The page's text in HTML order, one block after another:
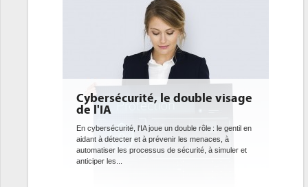
Cybersécurité, le double visage
de l'IA
En cybersécurité, l'IA joue un double rôle : le gentil en
aidant à détecter et à prévenir les menaces, à
automatiser les processus de sécurité, à simuler et
anticiper les...